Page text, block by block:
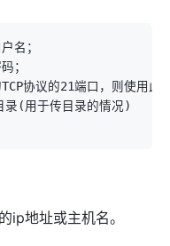
录 (用于传目录的情况)
ip地址或主机名。